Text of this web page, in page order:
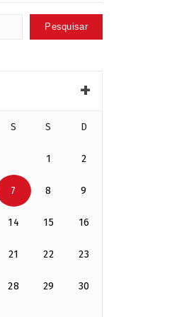
S S D
1 2
7 8 9
14 15 16
21 22 23
28 29 30